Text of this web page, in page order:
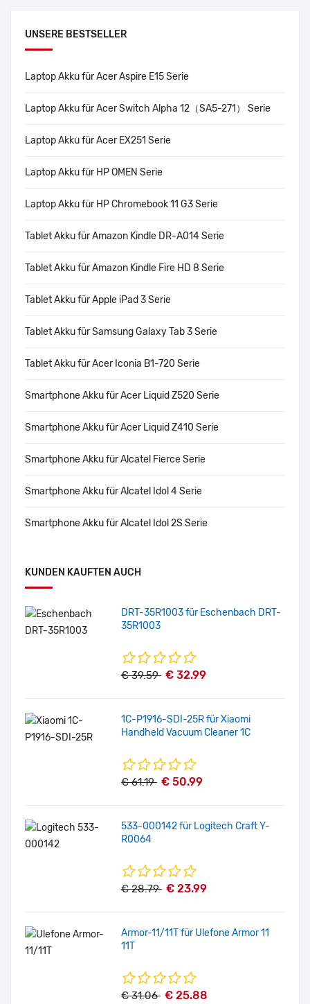
UNSERE BESTSELLER
Laptop Akku für Acer Aspire E15 Serie
Laptop Akku für Acer Switch Alpha 12（SA5-271） Serie
Laptop Akku für Acer EX251 Serie
Laptop Akku für HP OMEN Serie
Laptop Akku für HP Chromebook 11 G3 Serie
Tablet Akku für Amazon Kindle DR-A014 Serie
Tablet Akku für Amazon Kindle Fire HD 8 Serie
Tablet Akku für Apple iPad 3 Serie
Tablet Akku für Samsung Galaxy Tab 3 Serie
Tablet Akku für Acer Iconia B1-720 Serie
Smartphone Akku für Acer Liquid Z520 Serie
Smartphone Akku für Acer Liquid Z410 Serie
Smartphone Akku für Alcatel Fierce Serie
Smartphone Akku für Alcatel Idol 4 Serie
Smartphone Akku für Alcatel Idol 2S Serie
KUNDEN KAUFTEN AUCH
DRT-35R1003 für Eschenbach DRT-
35R1003
€ 39.59 € 32.99
1C-P1916-SDI-25R für Xiaomi
Handheld Vacuum Cleaner 1C
€ 61.19 € 50.99
533-000142 für Logitech Craft Y-
R0064
€ 28.79 € 23.99
Armor-11/11T für Ulefone Armor 11
11T
€ 31.06 € 25.88